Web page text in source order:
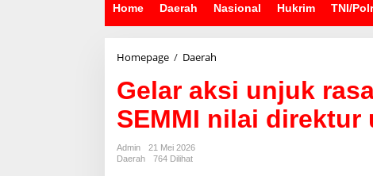
Home Daerah Nasional Hukrim TNI/
Homepage / Daerah
unjuk
rasa
di
PT.KIMA
Gelar aksi unjuk
SEMMI nilai direktur
Admin
21 Mei 2026
Daerah
764 Dilihat